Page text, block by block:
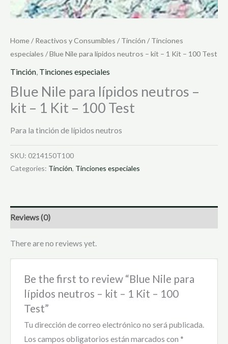
Home/Reactivos y Consumibles /Tinción /Tinciones
especiales / Blue Nile para lípidos neutros – kit – 1 Kit – 100 Test
Tinción Tinciones especiales
Blue Nile para lípidos neutros –
kit – 1 Kit – 100 Test
Para la tinción de lípidos neutros
SKU: 0214150T100
Categories: Tinción, Tinciones especiales
Reviews (0)
There are no reviews yet.
Be the first to review “Blue Nile para
lípidos neutros – kit – 1 Kit – 100
Test”
Tu dirección de correo electrónico no será publicada.
Los campos obligatorios están marcados con *